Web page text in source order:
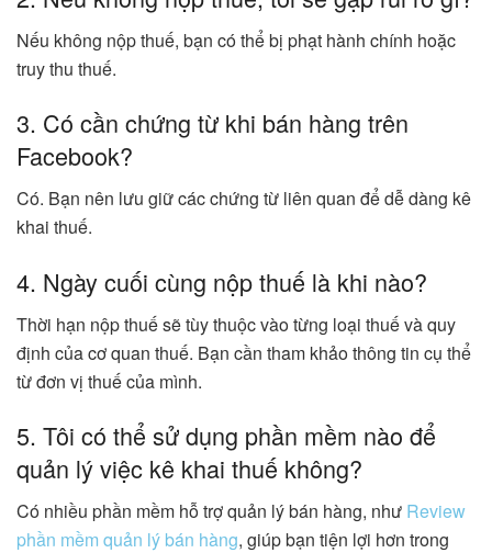
Nếu không nộp thuế, bạn có thể bị phạt hành chính hoặc
truy thu thuế.
3. Có cần chứng từ khi bán hàng trên
Facebook?
Có. Bạn nên lưu giữ các chứng từ liên quan để dễ dàng kê
khai thuế.
4. Ngày cuối cùng nộp thuế là khi nào?
Thời hạn nộp thuế sẽ tùy thuộc vào từng loại thuế và quy
định của cơ quan thuế. Bạn cần tham khảo thông tin cụ thể
từ đơn vị thuế của mình.
5. Tôi có thể sử dụng phần mềm nào để
quản lý việc kê khai thuế không?
Có nhiều phần mềm hỗ trợ quản lý bán hàng, như Review
phần mềm quản lý bán hàng, giúp bạn tiện lợi hơn trong